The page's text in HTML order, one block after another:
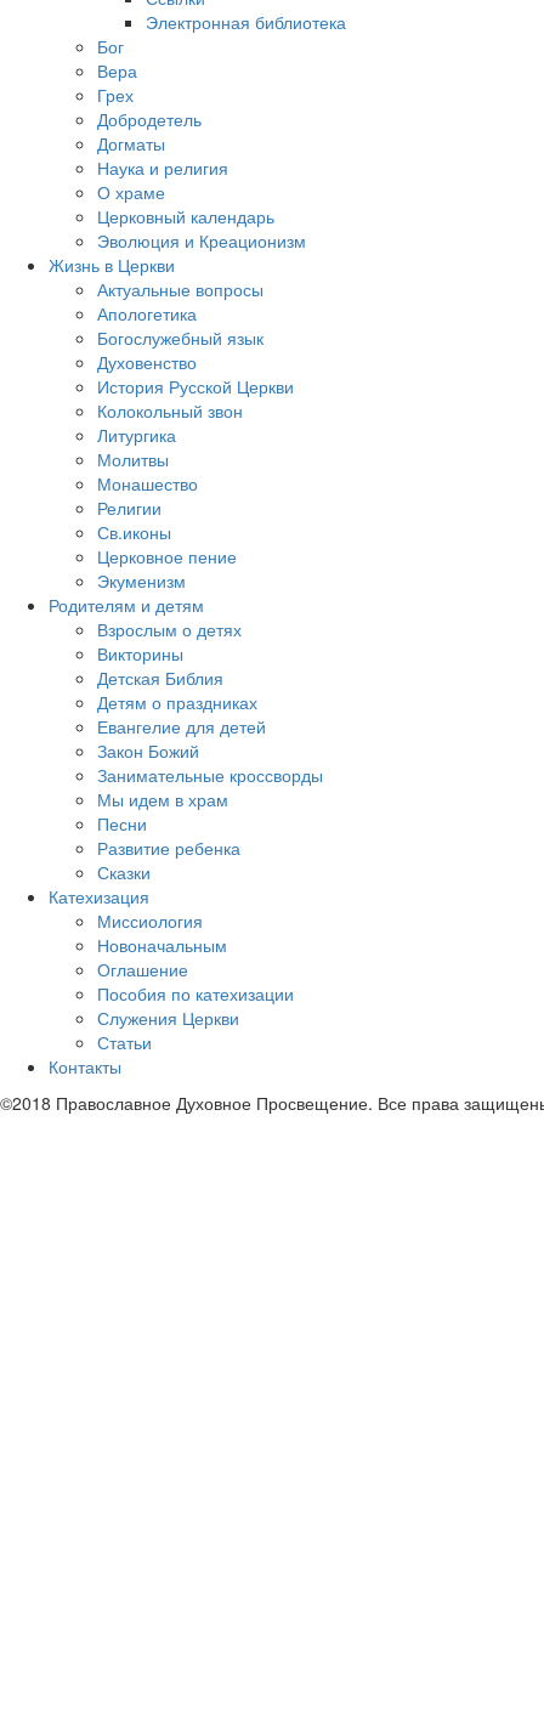
Электронная библиотека
Бог
Вера
Грех
Добродетель
Догматы
Наука и религия
О храме
Церковный календарь
Эволюция и Креационизм
Жизнь в Церкви
Актуальные вопросы
Апологетика
Богослужебный язык
Духовенство
История Русской Церкви
Колокольный звон
Литургика
Молитвы
Монашество
Религии
Св.иконы
Церковное пение
Экуменизм
Родителям и детям
Взрослым о детях
Викторины
Детская Библия
Детям о праздниках
Евангелие для детей
Закон Божий
Занимательные кроссворды
Мы идем в храм
Песни
Развитие ребенка
Сказки
Катехизация
Миссиология
Новоначальным
Оглашение
Пособия по катехизации
Служения Церкви
Статьи
Контакты
©2018 Православное Духовное Просвещение. Все права